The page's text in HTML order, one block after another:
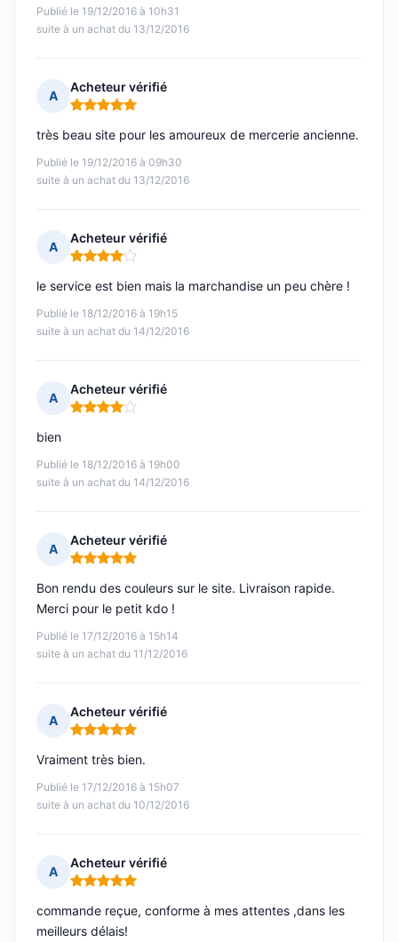
Publié le 19/12/2016 à 10h31
suite à un achat du 13/12/2016
A
Acheteur vérifié
Note : 5 sur 5
Publié le 19/12/2016 à 09h30
suite à un achat du 13/12/2016
très beau site pour les amoureux de mercerie ancienne.
A
Acheteur vérifié
Note : 4 sur 5
Publié le 18/12/2016 à 19h15
suite à un achat du 14/12/2016
le service est bien mais la marchandise un peu chère !
A
Acheteur vérifié
Note : 4 sur 5
Publié le 18/12/2016 à 19h00
suite à un achat du 14/12/2016
bien
A
Acheteur vérifié
Note : 5 sur 5
Publié le 17/12/2016 à 15h14
suite à un achat du 11/12/2016
Bon rendu des couleurs sur le site. Livraison rapide.
Merci pour le petit kdo !
A
Acheteur vérifié
Note : 5 sur 5
Publié le 17/12/2016 à 15h07
suite à un achat du 10/12/2016
Vraiment très bien.
A
Acheteur vérifié
Note : 5 sur 5
commande reçue, conforme à mes attentes ,dans les
meilleurs délais!